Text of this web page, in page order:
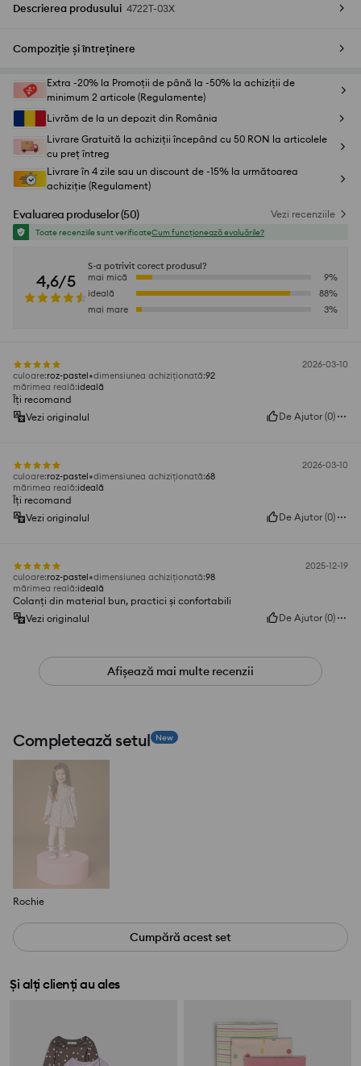
Descrierea produsului 4722T-03X
Compoziție și întreținere
Extra -20% la Promoții de până la -50% la achiziții de
minimum 2 articole (Regulamente)
Livrăm de la un depozit din România
Livrare Gratuită la achiziții începând cu 50 RON la articolele
cu preț întreg
Livrare în 4 zile sau un discount de -15% la următoarea
achiziție (Regulament)
Evaluarea produselor(50) Vezi recenziile
Toate recenziile sunt verificateCum funcționează evaluările?
4,6/5
S-a potrivit corect produsul?
mai mică
9%
ideală
88%
mai mare
3%
2026-03-10
culoare:roz-pastel dimensiunea achiziționată:92
mărimea reală:ideală
Îți recomand
Vezi originalul
De Ajutor (0)
2026-03-10
culoare:roz-pastel dimensiunea achiziționată:68
mărimea reală:ideală
Îți recomand
Vezi originalul
De Ajutor (0)
2025-12-19
culoare:roz-pastel dimensiunea achiziționată:98
mărimea reală:ideală
Colanți din material bun, practici și confortabili
Vezi originalul
De Ajutor (0)
Afișează mai multe recenzii
Completează setul New
Rochie
Cumpără acest set
Și alți clienți au ales